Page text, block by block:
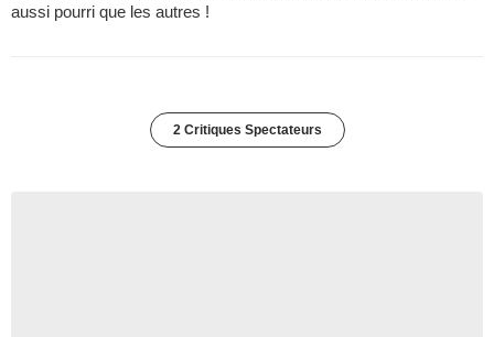
aussi pourri que les autres !
2 Critiques Spectateurs